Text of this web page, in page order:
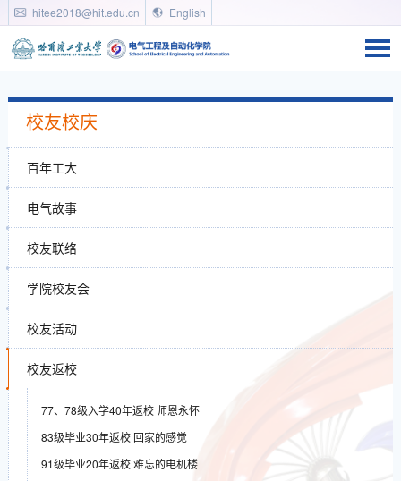
hitee2018@hit.edu.cn English
校友校庆
百年工大
电气故事
校友联络
学院校友会
校友活动
校友返校
77、78级入学40年返校 师恩永怀
83级毕业30年返校 回家的感觉
91级毕业20年返校 难忘的电机楼